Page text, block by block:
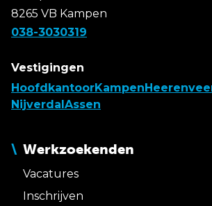
8265 VB Kampen
038-3030319
Vestigingen
HoofdkantoorKampen
Nijverdal Assen
Werkzoekenden
Vacatures
Inschrijven